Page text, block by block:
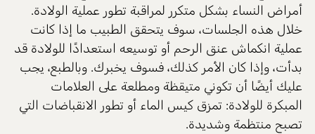
أمراض النساء بشكل متكرر لمراقبة تطور عملية الولادة.
خلال هذه الجلسات، سوف يتحقق الطبيب ما إذا كانت
عملية انكماش عنق الرحم أو توسيعه استعدادًا للولادة قد
بدأت، وإذا كان الأمر كذلك، فسوف يخبرك. وبالطبع، يجب
عليك أيضًا أن تكوني متيقظة ومطلعة على العلامات
المبكرة للولادة: تمزق كيس الماء أو تطور الانقباضات التي
تصبح منتظمة وشديدة.